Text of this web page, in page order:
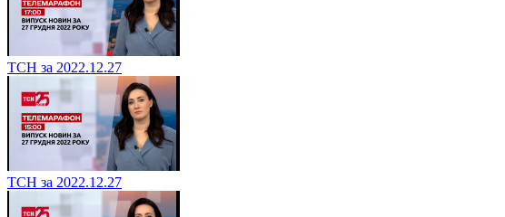
ТСН за 2022.12.27
ТСН за 2022.12.27